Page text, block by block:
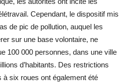
Cependant, le dispositif mis
de pic de pollution, auquel les
sur une base volontaire, ne
100 000 personnes, dans une ville
d’habitants. Des restrictions
à six roues ont également été